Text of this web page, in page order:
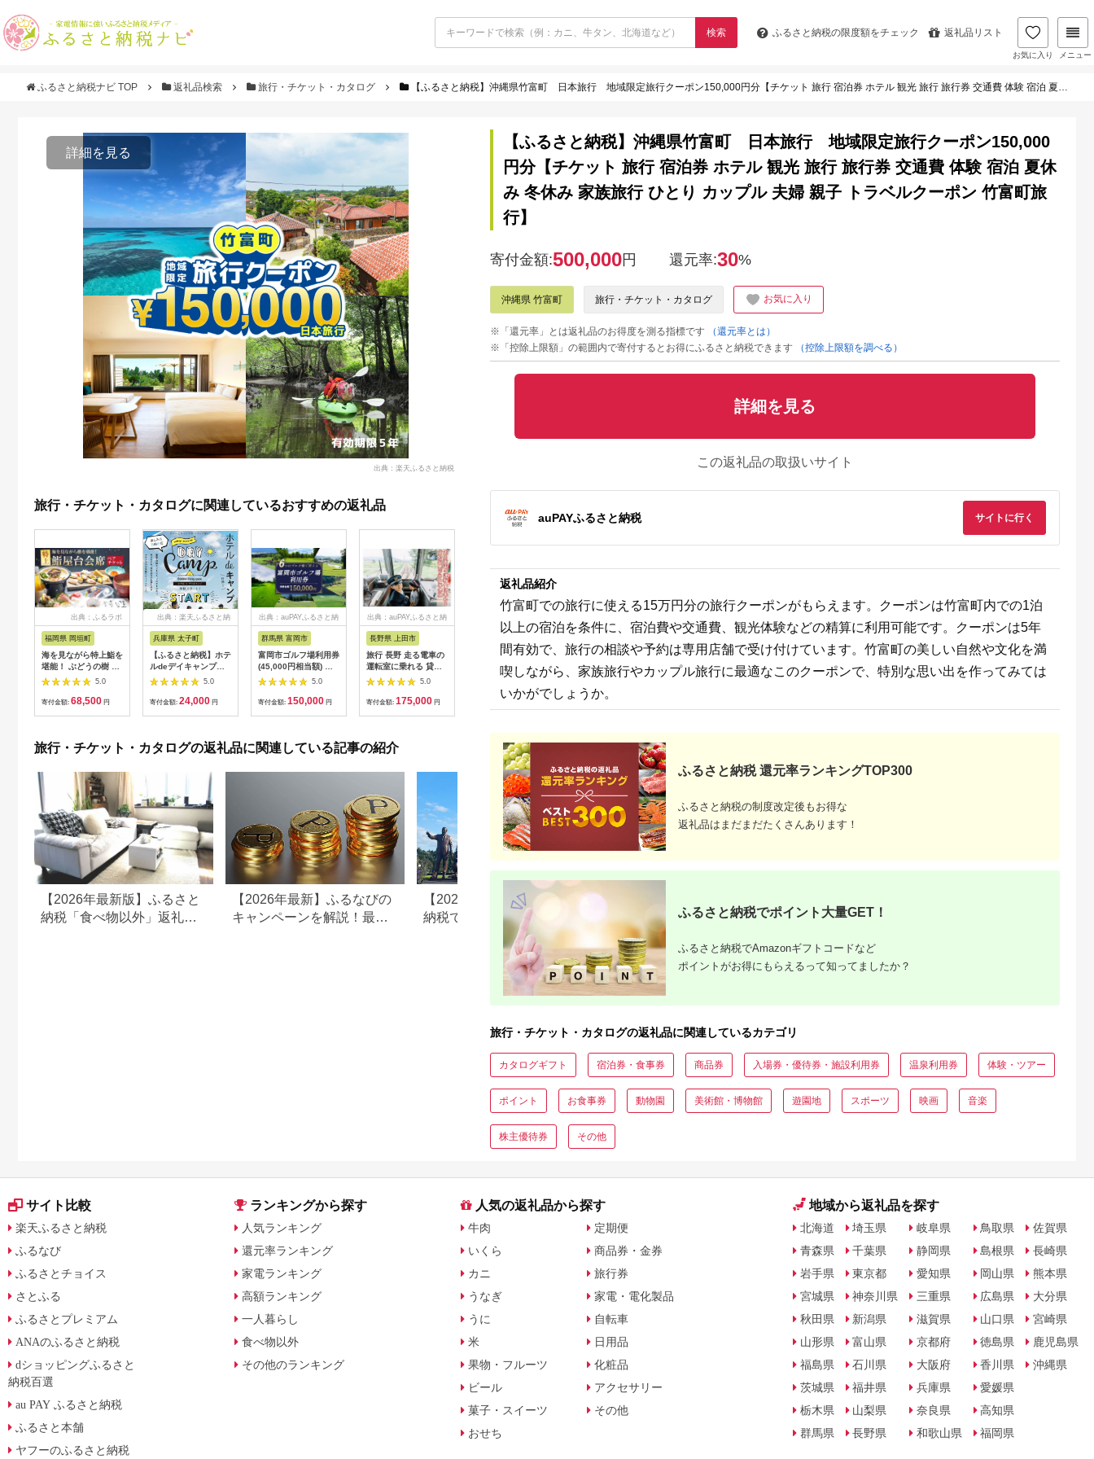
検索 ふるさと納税の限度額をチェック 返礼品リスト
お気に入り メニュー
ふるさと納税ナビ TOP 返礼品検索 旅行・チケット・カタログ 【ふるさと納税】沖縄県竹富町 日本旅行 地域限定旅行クーポン150,000円分【チケット 旅行 宿泊券 ホテル 観光 旅行 旅行券 交通費 体験 宿泊 夏休み 冬休み 家族旅行 ひとり カップル 夫婦 親子 トラベルクーポン 竹富町旅行】
詳細を見る
出典：楽天ふるさと納税
旅行・チケット・カタログに関連しているおすすめの返礼品
出典：ふるラボ
福岡県 岡垣町
海を見ながら特上鮨を
堪能！ ぶどうの樹 鮨
屋台ペア お食事券 海
鮮 海 屋台 食事 ペア
福岡県 岡垣町
5.0
寄付金額: 68,500 円
出典：楽天ふるさと納
兵庫県 太子町
【ふるさと納税】ホテ
ルdeデイキャンプ体
験チケット
【1364991】
5.0
寄付金額: 24,000 円
出典：auPAYふるさと納
群馬県 富岡市
富岡市ゴルフ場利用券
(45,000円相当額) ゴ
ルフ チケット 平日 土
日 祝日 プレー券 関東
群馬県 首都圏 F20E-
5.0
寄付金額: 150,000 円
出典：auPAYふるさと納
長野県 上田市
旅行 長野 走る電車の
運転室に乗れる 貸切
列車でお仕事体験 体
験 チケット 電車 鉄道
列車 サービス 子供 子
5.0
寄付金額: 175,000 円
るさと納税
富士カントリー可児ク
ラブ利用券（150,000
円分）【0018-007】
500,000
税
伊東園ホテル・伊東園
ホテル別館・伊東園ホ
テル松川館 ご宿泊券
1泊2日2食付き(1名様
分:GAタイプ)
【1044937】
寄付金額:
アム
159-2009-06 大磯迎
賓舘 お食事券
F（50,000円分）【
和風おかず おつまみ
揚げ物 母の日 ギフト
だわり 大磯グルメ 】
石垣島の自然を満喫！
石垣島1日アクティビ
ティ (利用券 1名様分)
北海道富良野市 日本
旅行 地域限定旅行ク
ーポン90,000円分
信州健康ランド ギフ
ト券（1000円券×9
枚） | 信州健康ラン
ン 施設 宿泊 家族連
旅行・チケット・カタログの返礼品に関連している記事の紹介
【2026年最新版】ふるさと
納税「食べ物以外」返礼品
【2026年最新】ふるなびの
キャンペーンを解説！最大
【2026年最新版】ふるさと
納税でディズニー返礼品は
もらえる？ホテル・チケッ
ト・公式グッズを徹底解説
で30万円寄付できる？おす
すめ返礼品も紹介
【ふるさと納税】沖縄県竹富町 日本旅行 地域限定旅行クーポン150,000
円分【チケット 旅行 宿泊券 ホテル 観光 旅行 旅行券 交通費 体験 宿泊 夏休
み 冬休み 家族旅行 ひとり カップル 夫婦 親子 トラベルクーポン 竹富町旅
行】
寄付金額:500,000円 還元率:30%
沖縄県 竹富町 旅行・チケット・カタログ お気に入り
※「還元率」とは返礼品のお得度を測る指標です
（還元率とは）
※「控除上限額」の範囲内で寄付するとお得にふるさと納税できます
（控除上限額を調べる）
詳細を見る
この返礼品の取扱いサイト
auPAYふるさと納税 サイトに行く
返礼品紹介
竹富町での旅行に使える15万円分の旅行クーポンがもらえます。クーポンは竹富町内での1泊
以上の宿泊を条件に、宿泊費や交通費、観光体験などの精算に利用可能です。クーポンは5年
間有効で、旅行の相談や予約は専用店舗で受け付けています。竹富町の美しい自然や文化を満
喫しながら、家族旅行やカップル旅行に最適なこのクーポンで、特別な思い出を作ってみては
いかがでしょうか。
ふるさと納税 還元率ランキングTOP300
ふるさと納税の制度改定後もお得な
返礼品はまだまだたくさんあります！
ふるさと納税でポイント大量GET！
ふるさと納税でAmazonギフトコードなど
ポイントがお得にもらえるって知ってましたか？
旅行・チケット・カタログの返礼品に関連しているカテゴリ
カタログギフト 宿泊券・食事券 商品券 入場券・優待券・施設利用券 温泉利用券 体験・ツアー
ポイント お食事券 動物園 美術館・博物館 遊園地 スポーツ 映画 音楽
株主優待券 その他
サイト比較
楽天ふるさと納税
ふるなび
ふるさとチョイス
さとふる
ふるさとプレミアム
ANAのふるさと納税
dショッピングふるさと
納税百選
au PAY ふるさと納税
ふるさと本舗
ヤフーのふるさと納税
ランキングから探す
人気ランキング
還元率ランキング
家電ランキング
高額ランキング
一人暮らし
食べ物以外
その他のランキング
人気の返礼品から探す
牛肉
いくら
カニ
うなぎ
うに
米
果物・フルーツ
ビール
菓子・スイーツ
おせち
定期便
商品券・金券
旅行券
家電・電化製品
自転車
日用品
化粧品
アクセサリー
その他
地域から返礼品を探す
北海道
青森県
岩手県
宮城県
秋田県
山形県
福島県
茨城県
栃木県
群馬県
埼玉県
千葉県
東京都
神奈川県
新潟県
富山県
石川県
福井県
山梨県
長野県
岐阜県
静岡県
愛知県
三重県
滋賀県
京都府
大阪府
兵庫県
奈良県
和歌山県
鳥取県
島根県
岡山県
広島県
山口県
徳島県
香川県
愛媛県
高知県
福岡県
佐賀県
長崎県
熊本県
大分県
宮崎県
鹿児島県
沖縄県